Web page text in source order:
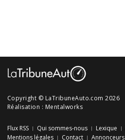
Copyright © LaTribuneAuto.com 2026
Réalisation : Mentalworks
Flux RSS Qui sommes-nous Lexique
Mentions légales
Contact Annonceurs